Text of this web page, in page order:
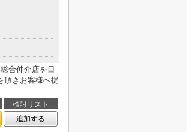
合仲介店を目
頂きお客様へ提
検討リスト
追加する